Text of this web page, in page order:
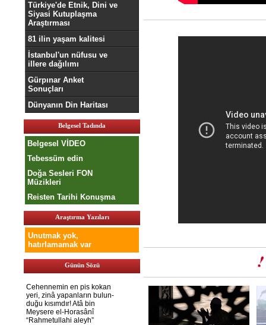
Türkiye'de Etnik, Dini ve
Siyasi Kutuplaşma
Araştırması
81 ilin yaşam kalitesi
İstanbul'un nüfusu ve
illere dağılımı
Gürpınar Anket
Sonuçları
Dünyanın Din Haritası
Belgesel Tadında
Belgesel VİDEO
Tebessüm edin
Doğa Sesleri FON
Müzikleri
Reisten Tarihi Konuşma
Araştırma Yazıları
Unutmak yok,
hatırlamamak var
Günün Sözü